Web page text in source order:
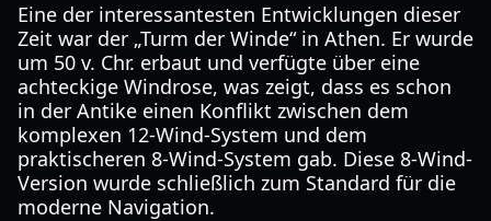
Eine der interessantesten Entwicklungen dieser
Zeit war der „Turm der Winde“ in Athen. Er wurde
um 50 v. Chr. erbaut und verfügte über eine
achteckige Windrose, was zeigt, dass es schon
in der Antike einen Konflikt zwischen dem
komplexen 12-Wind-System und dem
praktischeren 8-Wind-System gab. Diese 8-Wind-
Version wurde schließlich zum Standard für die
moderne Navigation.